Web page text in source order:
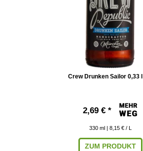
Crew Drunken Sailor 0,33 l
2,69 € *
330 ml | 8,15 € / L
ZUM PRODUKT